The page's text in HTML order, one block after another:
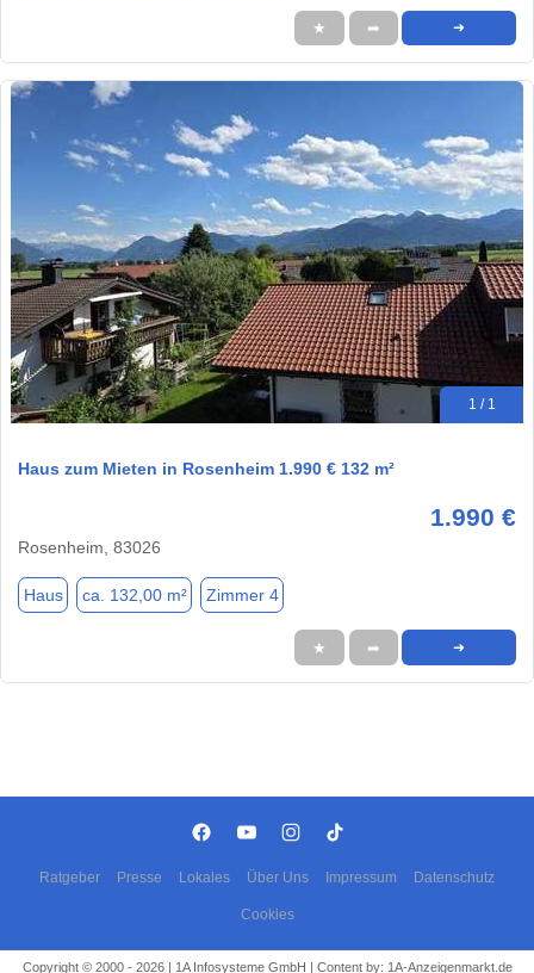
★ ➦ ➜
1 / 1
Haus zum Mieten in Rosenheim 1.990 € 132 m²
1.990 €
Rosenheim, 83026
Haus ca. 132,00 m² Zimmer 4
★ ➦ ➜
Ratgeber Presse Lokales Über Uns Impressum Datenschutz
Cookies
Copyright © 2000 - 2026 | 1A Infosysteme GmbH | Content by: 1A-Anzeigenmarkt.de